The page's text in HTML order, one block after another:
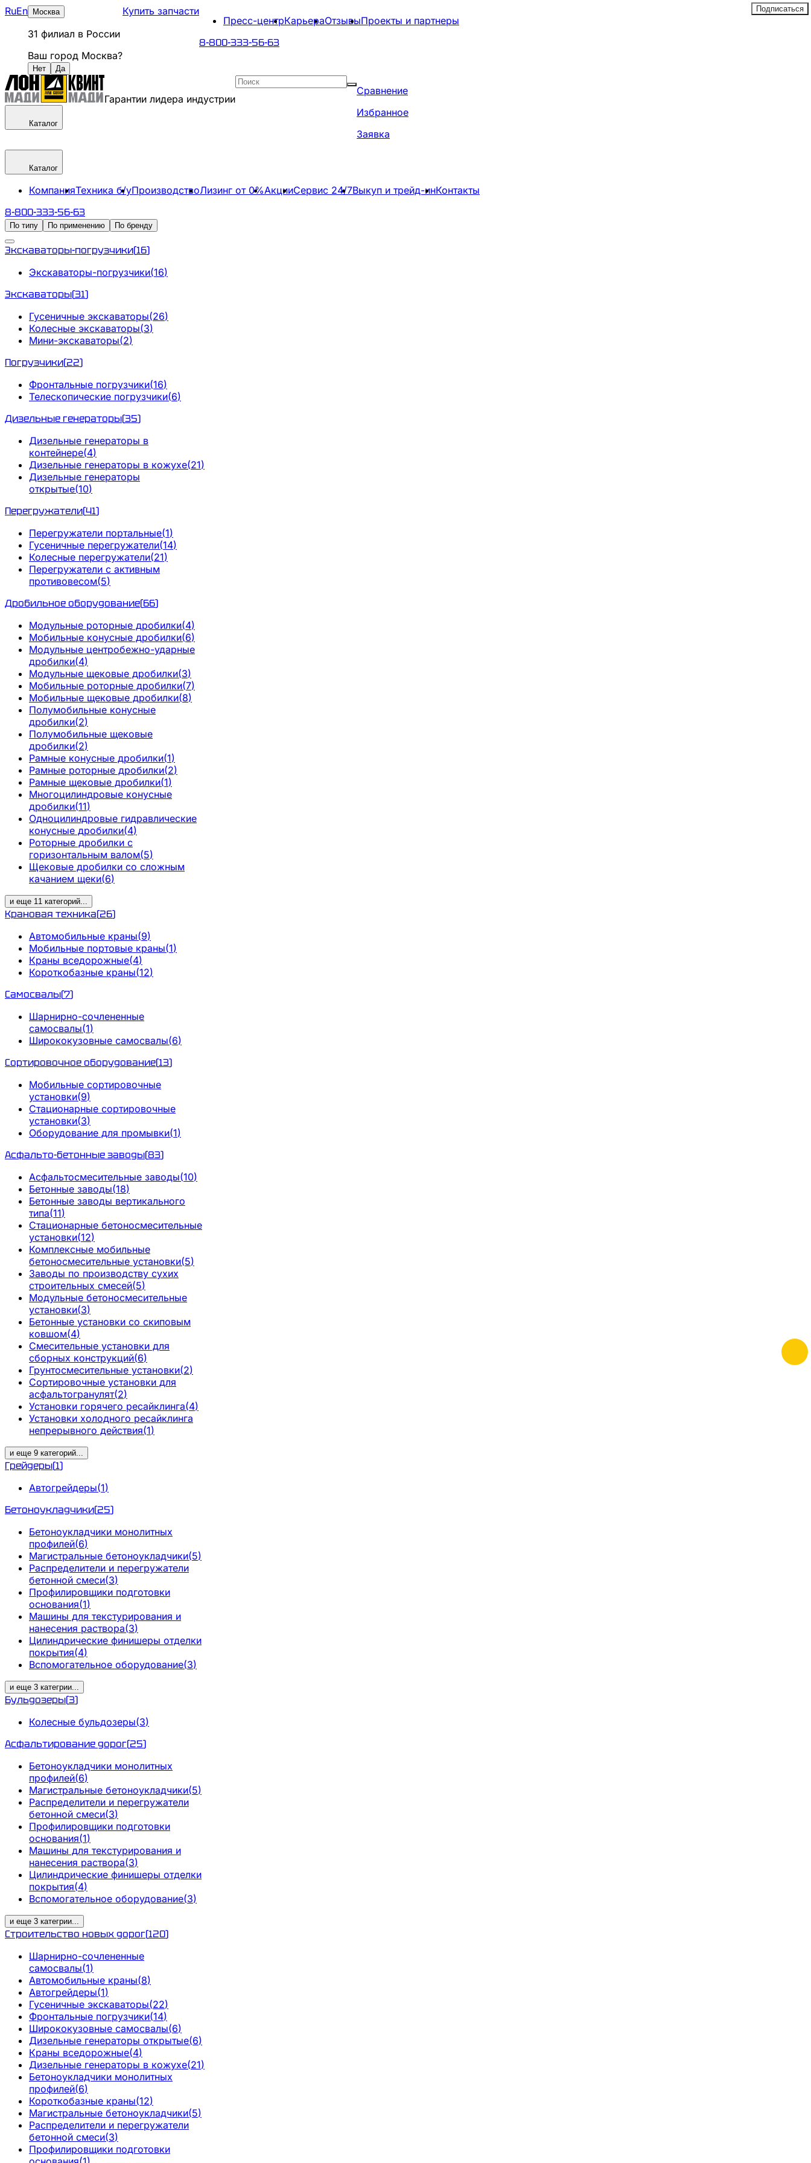
RuEn Москва
31 филиал в России
Ваш город Москва?
Нет Да
Купить запчасти
Пресс-центрКарьераОтзывыПроекты и партнеры
8-800-333-56-63
Гарантии лидера индустрии
Каталог
Сравнение
Избранное
Заявка
Каталог
КомпанияТехника б/уПроизводствоЛизинг от 0%АкцииСервис 24/7Выкуп и трейд-инКонтакты
8-800-333-56-63
По типу По применению По бренду
Экскаваторы-погрузчики(16)
Экскаваторы-погрузчики(16)
Экскаваторы(31)
Гусеничные экскаваторы(26)
Колесные экскаваторы(3)
Мини-экскаваторы(2)
Погрузчики(22)
Фронтальные погрузчики(16)
Телескопические погрузчики(6)
Дизельные генераторы(35)
Дизельные генераторы в
контейнере(4)
Дизельные генераторы в кожухе(21)
Дизельные генераторы
открытые(10)
Перегружатели(41)
Перегружатели портальные(1)
Гусеничные перегружатели(14)
Колесные перегружатели(21)
Перегружатели с активным
противовесом(5)
Дробильное оборудование(66)
Модульные роторные дробилки(4)
Мобильные конусные дробилки(6)
Модульные центробежно-ударные
дробилки(4)
Модульные щековые дробилки(3)
Мобильные роторные дробилки(7)
Мобильные щековые дробилки(8)
Полумобильные конусные
дробилки(2)
Полумобильные щековые
дробилки(2)
Рамные конусные дробилки(1)
Рамные роторные дробилки(2)
Рамные щековые дробилки(1)
Многоцилиндровые конусные
дробилки(11)
Одноцилиндровые гидравлические
конусные дробилки(4)
Роторные дробилки с
горизонтальным валом(5)
Щековые дробилки со сложным
качанием щеки(6)
и еще 11 категорий...
Крановая техника(26)
Автомобильные краны(9)
Мобильные портовые краны(1)
Краны вседорожные(4)
Короткобазные краны(12)
Самосвалы(7)
Шарнирно-сочлененные
самосвалы(1)
Ширококузовные самосвалы(6)
Сортировочное оборудование(13)
Мобильные сортировочные
установки(9)
Стационарные сортировочные
установки(3)
Оборудование для промывки(1)
Асфальто-бетонные заводы(83)
Асфальтосмесительные заводы(10)
Бетонные заводы(18)
Бетонные заводы вертикального
типа(11)
Стационарные бетоносмесительные
установки(12)
Комплексные мобильные
бетоносмесительные установки(5)
Заводы по производству сухих
строительных смесей(5)
Модульные бетоносмесительные
установки(3)
Бетонные установки со скиповым
ковшом(4)
Смесительные установки для
сборных конструкций(6)
Грунтосмесительные установки(2)
Сортировочные установки для
асфальтогранулят(2)
Установки горячего ресайклинга(4)
Установки холодного ресайклинга
непрерывного действия(1)
и еще 9 категорий...
Грейдеры(1)
Автогрейдеры(1)
Бетоноукладчики(25)
Бетоноукладчики монолитных
профилей(6)
Магистральные бетоноукладчики(5)
Распределители и перегружатели
бетонной смеси(3)
Профилировщики подготовки
основания(1)
Машины для текстурирования и
нанесения раствора(3)
Цилиндрические финишеры отделки
покрытия(4)
Вспомогательное оборудование(3)
и еще 3 категрии...
Бульдозеры(3)
Колесные бульдозеры(3)
Асфальтирование дорог(25)
Бетоноукладчики монолитных
профилей(6)
Магистральные бетоноукладчики(5)
Распределители и перегружатели
бетонной смеси(3)
Профилировщики подготовки
основания(1)
Машины для текстурирования и
нанесения раствора(3)
Цилиндрические финишеры отделки
покрытия(4)
Вспомогательное оборудование(3)
и еще 3 категрии...
Строительство новых дорог(120)
Шарнирно-сочлененные
самосвалы(1)
Автомобильные краны(8)
Автогрейдеры(1)
Гусеничные экскаваторы(22)
Фронтальные погрузчики(14)
Ширококузовные самосвалы(6)
Дизельные генераторы открытые(6)
Краны вседорожные(4)
Дизельные генераторы в кожухе(21)
Бетоноукладчики монолитных
профилей(6)
Короткобазные краны(12)
Магистральные бетоноукладчики(5)
Распределители и перегружатели
бетонной смеси(3)
Профилировщики подготовки
Подписаться